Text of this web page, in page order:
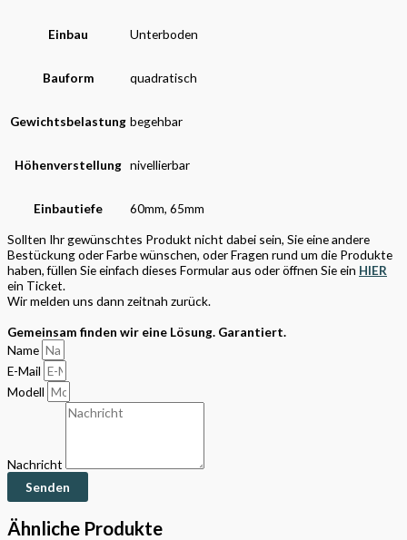
Einbau Unterboden
Bauform quadratisch
Gewichtsbelastung begehbar
Höhenverstellung nivellierbar
Einbautiefe
60mm, 65mm
Sollten Ihr gewünschtes Produkt nicht dabei sein, Sie eine andere
Bestückung oder Farbe wünschen, oder Fragen rund um die Produkte
haben, füllen Sie einfach dieses Formular aus oder öffnen Sie ein HIER
ein Ticket.
Wir melden uns dann zeitnah zurück.
Gemeinsam finden wir eine Lösung. Garantiert.
Name
E-Mail
Modell
Nachricht
Senden
Ähnliche Produkte